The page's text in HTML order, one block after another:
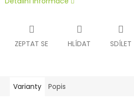
ZEPTAT SE HLÍDAT SDÍLET
Varianty Popis